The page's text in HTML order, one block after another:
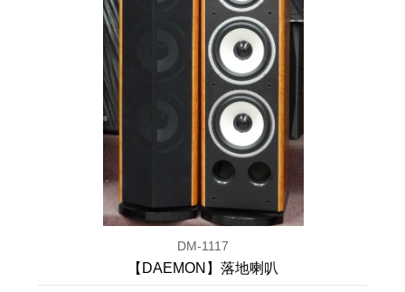
DM-1117
【DAEMON】落地喇叭